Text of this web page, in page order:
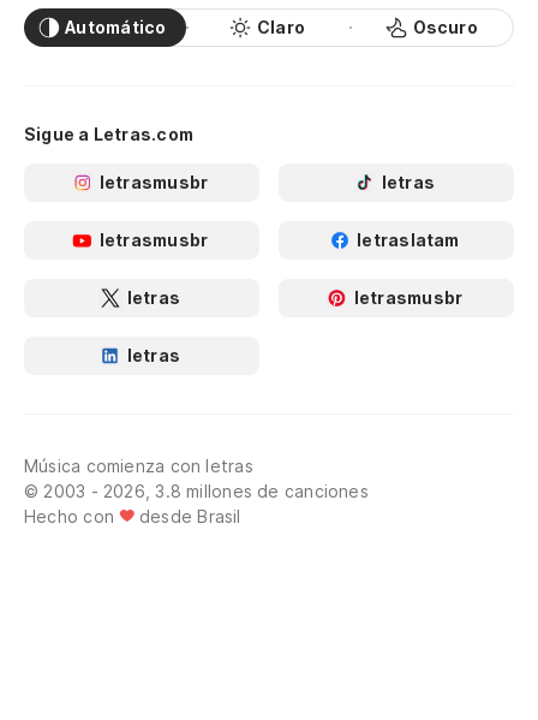
Automático Claro Oscuro
Sigue a Letras.com
letrasmusbr letras
letrasmusbr letraslatam
letras letrasmusbr
letras
Música comienza con letras
© 2003 - 2026, 3.8 millones de canciones
Hecho con
desde Brasil